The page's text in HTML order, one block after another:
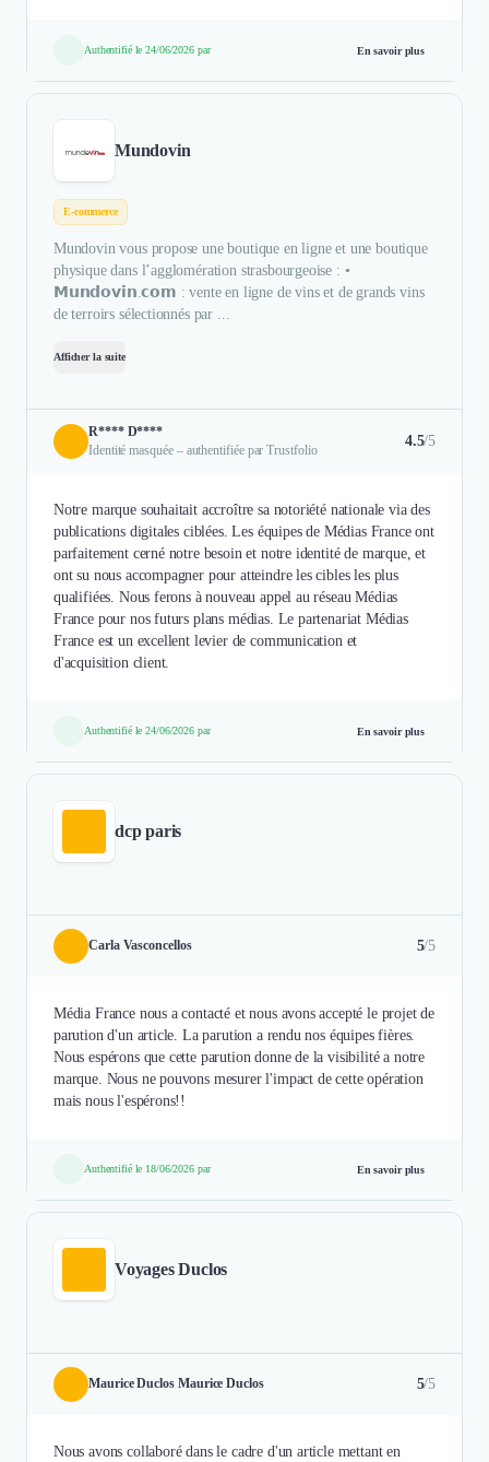
Authentifié le 24/06/2026 par En savoir plus
Mundovin
E-commerce
Mundovin vous propose une boutique en ligne et une boutique
physique dans l’agglomération strasbourgeoise : •
𝗠𝘂𝗻𝗱𝗼𝘃𝗶𝗻.𝗰𝗼𝗺 : vente en ligne de vins et de grands vins
de terroirs sélectionnés par ...
Afficher la suite
R**** D****
Identité masquée – authentifiée par Trustfolio
4.5/5
Notre marque souhaitait accroître sa notoriété nationale via des
publications digitales ciblées. Les équipes de Médias France ont
parfaitement cerné notre besoin et notre identité de marque, et
ont su nous accompagner pour atteindre les cibles les plus
qualifiées. Nous ferons à nouveau appel au réseau Médias
France pour nos futurs plans médias. Le partenariat Médias
France est un excellent levier de communication et
d'acquisition client.
Authentifié le 24/06/2026 par En savoir plus
dcp paris
Carla Vasconcellos 5/5
Média France nous a contacté et nous avons accepté le projet de
parution d'un article. La parution a rendu nos équipes fières.
Nous espérons que cette parution donne de la visibilité a notre
marque. Nous ne pouvons mesurer l'impact de cette opération
mais nous l'espérons!!
Authentifié le 18/06/2026 par En savoir plus
Voyages Duclos
Maurice Duclos Maurice Duclos 5/5
Nous avons collaboré dans le cadre d'un article mettant en